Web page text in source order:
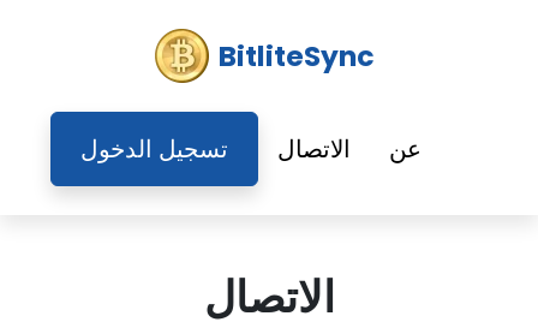
BitliteSync
عن الاتصال تسجيل الدخول
الاتصال